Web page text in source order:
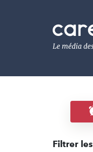
Le
média
de
Filtrer